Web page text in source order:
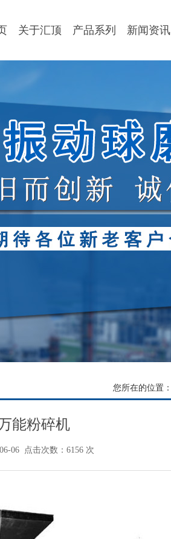
关于汇顶 产品系列 新闻资讯
您所在的位置：
能粉碎机
06 点击次数：6156 次